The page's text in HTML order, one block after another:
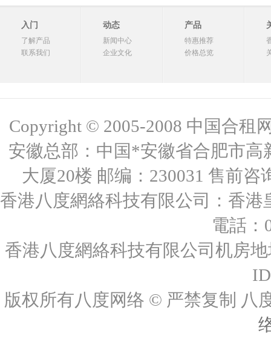
入门
了解产品
联系我们
动态
新闻中心
企业文化
产品
特惠推荐
价格总览
Copyright © 2005-2008 中国合租
安徽总部：中国*安徽省合肥市
大厦20楼 邮编：230031 售前咨
香港八度網絡科技有限公司：香
電話：
香港八度網絡科技有限公司机房
版权所有八度网络 © 严禁复制